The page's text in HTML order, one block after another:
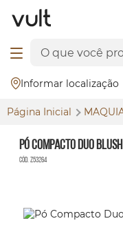
Informar localização
Página Inicial
Pó Compacto Duo
Cód. Z53264